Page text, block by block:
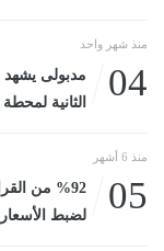
منذ شهر واحد
04
مدبولى
الثانية
منذ 6 أشهر
05
%92 من
لضبط